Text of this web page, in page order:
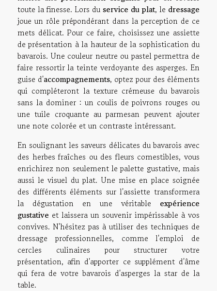
toute la finesse. Lors du service du plat, le dressage
joue un rôle prépondérant dans la perception de ce
mets délicat. Pour ce faire, choisissez une assiette
de présentation à la hauteur de la sophistication du
bavarois. Une couleur neutre ou pastel permettra de
faire ressortir la teinte verdoyante des asperges. En
guise d'accompagnements, optez pour des éléments
qui compléteront la texture crémeuse du bavarois
sans la dominer : un coulis de poivrons rouges ou
une tuile croquante au parmesan peuvent ajouter
une note colorée et un contraste intéressant.
En soulignant les saveurs délicates du bavarois avec
des herbes fraîches ou des fleurs comestibles, vous
enrichirez non seulement le palette gustative, mais
aussi le visuel du plat. Une mise en place soignée
des différents éléments sur l'assiette transformera
la dégustation en une véritable expérience
gustative et laissera un souvenir impérissable à vos
convives. N'hésitez pas à utiliser des techniques de
dressage professionnelles, comme l'emploi de
cercles culinaires pour structurer votre
présentation, afin d'apporter ce supplément d'âme
qui fera de votre bavarois d'asperges la star de la
table.